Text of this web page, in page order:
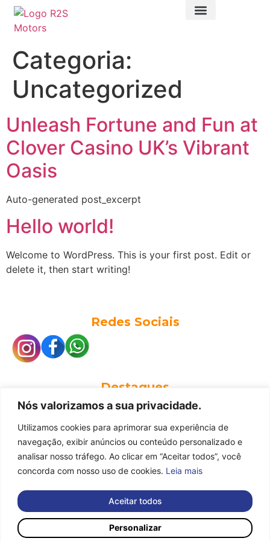
Nós valorizamos a sua privacidade.
Utilizamos cookies para aprimorar sua experiência de
navegação, exibir anúncios ou conteúdo personalizado e
analisar nosso tráfego. Ao clicar em “Aceitar todos”, você
concorda com nosso uso de cookies. Leia mais
Personalizar
Aceitar todos
Categoria:
Uncategorized
Unleash Fortune and Fun at
Clover Casino UK’s Vibrant
Oasis
Auto-generated post_excerpt
Hello world!
Welcome to WordPress. This is your first post. Edit or
delete it, then start writing!
Redes Sociais
Destaques
Home
Sobre Nós
Nossos Modelos
Política de Privacidade
Contato
contato@r2smotors.com.br
Endereço
Av. Adolfo Augusto Pinto, 191 – Itu/SP